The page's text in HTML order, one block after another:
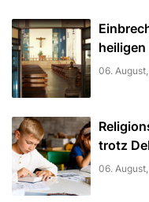
06.
trotz
06.